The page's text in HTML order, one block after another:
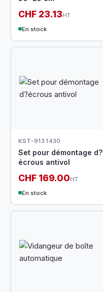
CHF 23.13HT
En stock
KST-913.1430
Set pour démontage d?
écrous antivol
CHF 169.00HT
En stock